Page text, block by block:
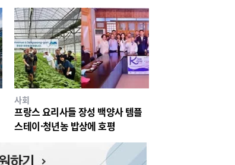
사회
프랑스 요리사들 장성 백양사 템플
스테이·청년농 밥상에 호평